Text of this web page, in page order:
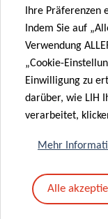
LIH
at
largest
candidate
inspiring
Ihre Präferenzen
Indem Sie auf
Verwendung
„Cookie-
Einwilligung zu
darüber, wie LIH
verarbeitet,
Mehr
Alle